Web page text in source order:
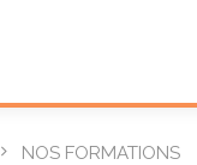
NOS FORMATIONS